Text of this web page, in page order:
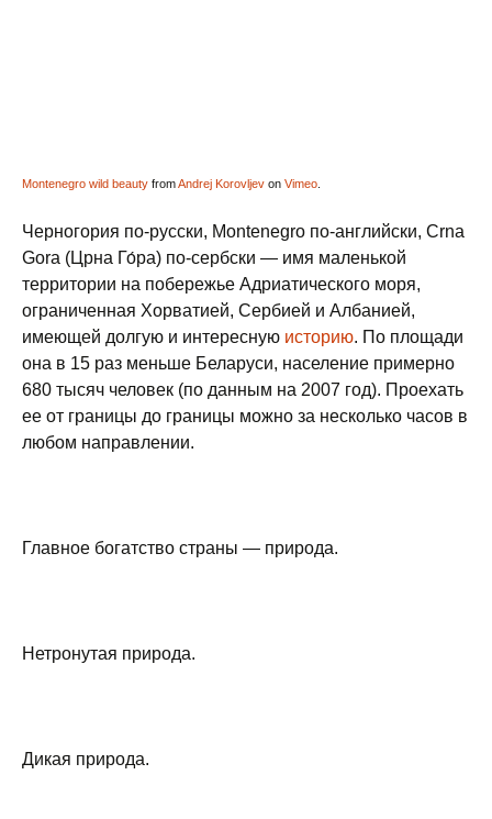
Montenegro wild beauty fromAndrej Korovljev on Vimeo
Черногория по-русски, Montenegro по-английски, Crna
Gora (Црна Го́ра) по-сербски — имя маленькой
территории на побережье Адриатического моря,
ограниченная Хорватией, Сербией и Албанией,
имеющей долгую и интересную историю. По площади
она в 15 раз меньше Беларуси, население примерно
680 тысяч человек (по данным на 2007 год). Проехать
ее от границы до границы можно за несколько часов в
любом направлении.
Главное богатство страны — природа.
Нетронутая природа.
Дикая природа.